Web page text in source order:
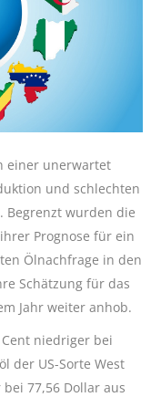
einer unerwartet
und schlechten
Begrenzt wurden die
Prognose für ein
Ölnachfrage in den
Schätzung für das
Jahr weiter anhob.
niedriger bei
der US-Sorte West
77,56 Dollar aus